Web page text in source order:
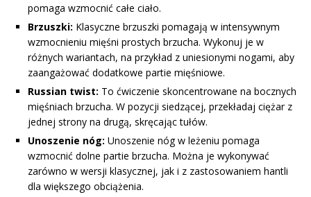
pomaga wzmocnić całe ciało.
Brzuszki: Klasyczne brzuszki pomagają w intensywnym
wzmocnieniu mięśni prostych brzucha. Wykonuj je w
różnych wariantach, na przykład z uniesionymi nogami, aby
zaangażować dodatkowe partie mięśniowe.
Russian twist: To ćwiczenie skoncentrowane na bocznych
mięśniach brzucha. W pozycji siedzącej, przekładaj ciężar z
jednej strony na drugą, skręcając tułów.
Unoszenie nóg: Unoszenie nóg w leżeniu pomaga
wzmocnić dolne partie brzucha. Można je wykonywać
zarówno w wersji klasycznej, jak i z zastosowaniem hantli
dla większego obciążenia.